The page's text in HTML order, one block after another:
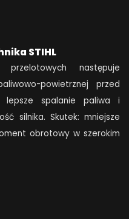
STIHL
następuje
powietrznej przed
lepsze spalanie paliwa i
silnika. Skutek: mniejsze
obrotowy w szerokim